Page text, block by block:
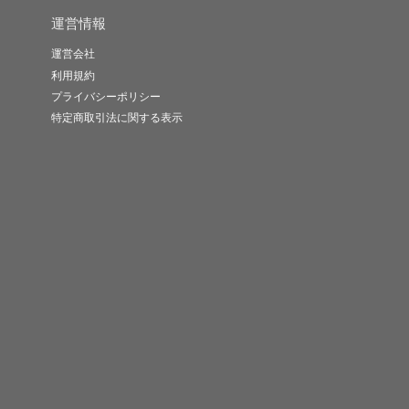
運営情報
運営会社
利用規約
プライバシーポリシー
特定商取引法に関する表示